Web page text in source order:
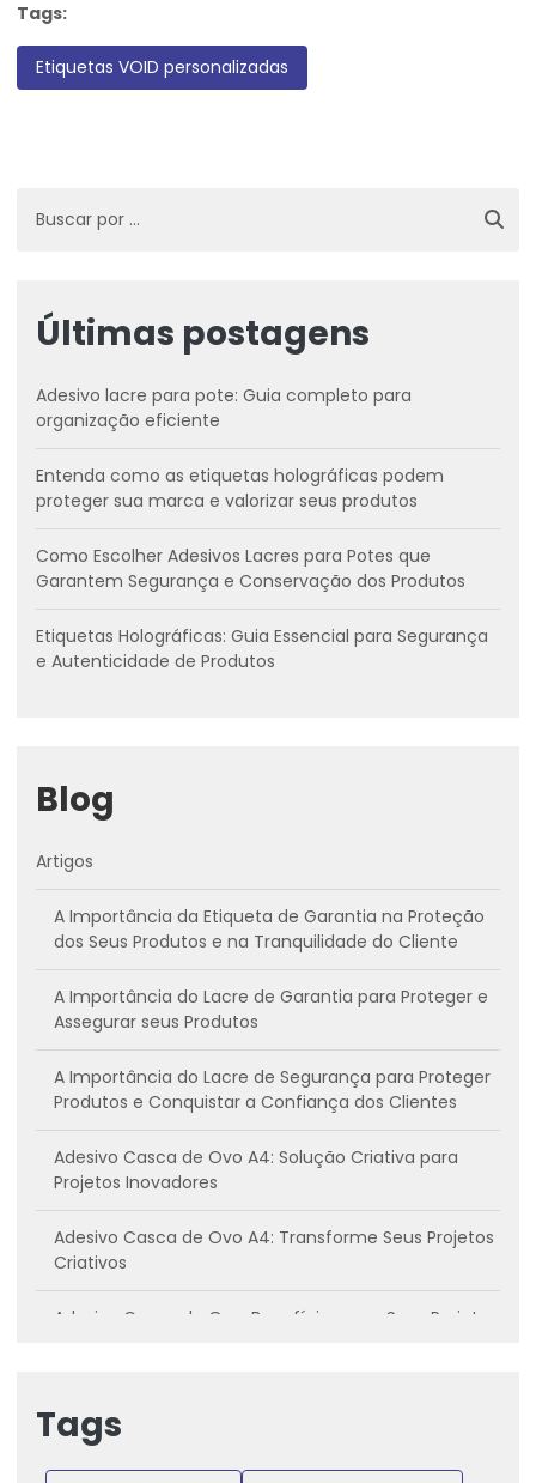
Tags:
Etiquetas VOID personalizadas
Últimas postagens
Adesivo lacre para pote: Guia completo para
organização eficiente
Entenda como as etiquetas holográficas podem
proteger sua marca e valorizar seus produtos
Como Escolher Adesivos Lacres para Potes que
Garantem Segurança e Conservação dos Produtos
Etiquetas Holográficas: Guia Essencial para Segurança
e Autenticidade de Produtos
Blog
Artigos
A Importância da Etiqueta de Garantia na Proteção
dos Seus Produtos e na Tranquilidade do Cliente
A Importância do Lacre de Garantia para Proteger e
Assegurar seus Produtos
A Importância do Lacre de Segurança para Proteger
Produtos e Conquistar a Confiança dos Clientes
Adesivo Casca de Ovo A4: Solução Criativa para
Projetos Inovadores
Adesivo Casca de Ovo A4: Transforme Seus Projetos
Criativos
Adesivo Casca de Ovo: Benefícios para Seus Projetos
como utilizar
Adesivo Casca de Ovo: Inovação para Projetos
Tags